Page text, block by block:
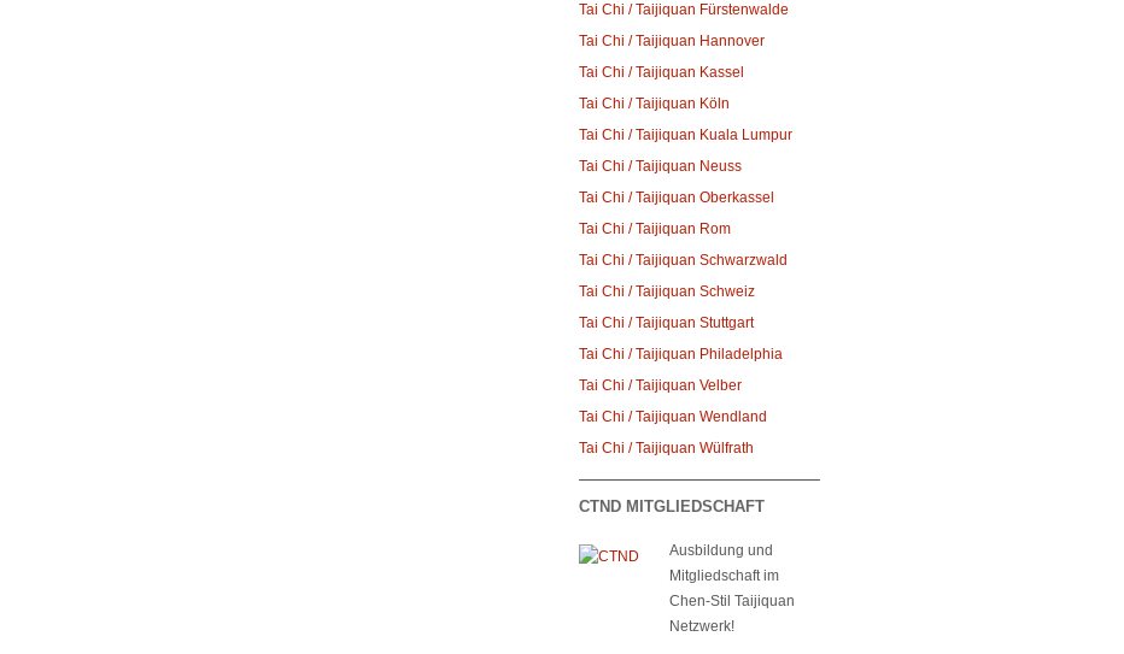
Tai Chi / Taijiquan Fürstenwalde
Tai Chi / Taijiquan Hannover
Tai Chi / Taijiquan Kassel
Tai Chi / Taijiquan Köln
Tai Chi / Taijiquan Kuala Lumpur
Tai Chi / Taijiquan Neuss
Tai Chi / Taijiquan Oberkassel
Tai Chi / Taijiquan Rom
Tai Chi / Taijiquan Schwarzwald
Tai Chi / Taijiquan Schweiz
Tai Chi / Taijiquan Stuttgart
Tai Chi / Taijiquan Philadelphia
Tai Chi / Taijiquan Velber
Tai Chi / Taijiquan Wendland
Tai Chi / Taijiquan Wülfrath
CTND MITGLIEDSCHAFT
Ausbildung und
Mitgliedschaft im
Chen-Stil Taijiquan
Netzwerk!